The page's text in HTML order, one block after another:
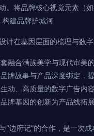
。将品牌核心视觉元素（
建品牌护城河
计在基因层面的梳理与数
套融合满族美学与现代审美
品牌故事与产品深度绑定，
生动、高质量的数字广告内
品牌基因的创新为产品线拓
“边府记”的合作，是一次